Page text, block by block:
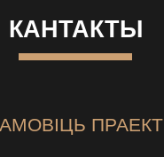
КАНТАКТЫ
ПРАЕКТ